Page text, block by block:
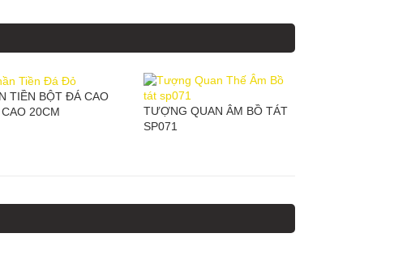
TIỀN BỘT ĐÁ CAO
20CM
TƯỢNG QUAN ÂM BỒ TÁT
SP071